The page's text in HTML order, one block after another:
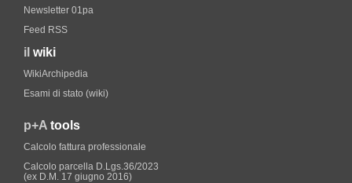
Newsletter 01pa
Feed RSS
il wiki
WikiArchipedia
Esami di stato (wiki)
p+A tools
Calcolo fattura professionale
Calcolo parcella D.Lgs.36/2023
(ex D.M. 17 giugno 2016)